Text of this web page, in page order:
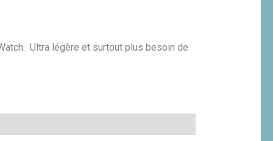
Ultra légère et surtout plus besoin de